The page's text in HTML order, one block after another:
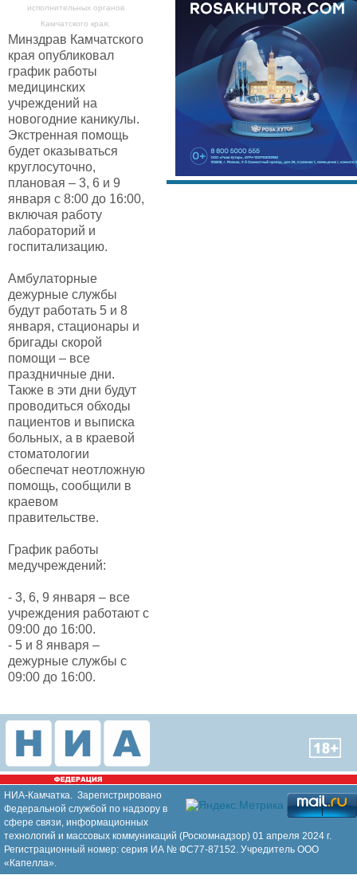
исполнительных органов
Камчатского края.
Минздрав Камчатского
края опубликовал
график работы
медицинских
учреждений на
новогодние каникулы.
Экстренная помощь
будет оказываться
круглосуточно,
плановая – 3, 6 и 9
января с 8:00 до 16:00,
включая работу
лабораторий и
госпитализацию.
Амбулаторные
дежурные службы
будут работать 5 и 8
января, стационары и
бригады скорой
помощи – все
праздничные дни.
Также в эти дни будут
проводиться обходы
пациентов и выписка
больных, а в краевой
стоматологии
обеспечат неотложную
помощь, сообщили в
краевом
правительстве.
График работы
медучреждений:
- 3, 6, 9 января – все
учреждения работают с
09:00 до 16:00.
- 5 и 8 января –
дежурные службы с
09:00 до 16:00.
НИА-Камчатка. Зарегистрировано
Федеральной службой по надзору в
сфере связи, информационных
технологий и массовых коммуникаций (Роскомнадзор) 01 апреля 2024 г.
Регистрационный номер: серия ИА № ФС77-87152. Учредитель ООО
«Капелла».